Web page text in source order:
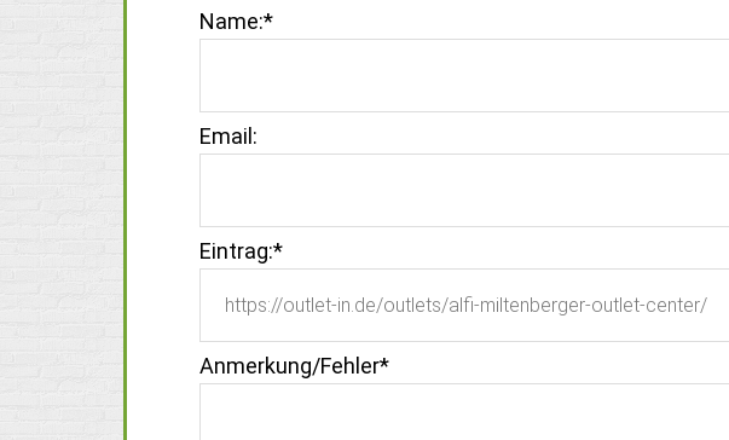
Name:*
Email:
Eintrag:*
Anmerkung/Fehler*